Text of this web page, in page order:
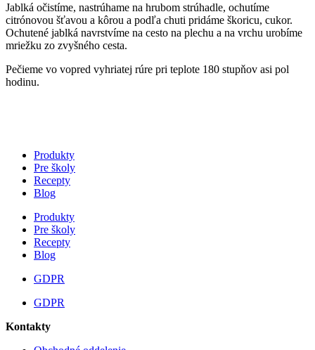
Jablká očistíme, nastrúhame na hrubom strúhadle, ochutíme
citrónovou šťavou a kôrou a podľa chuti pridáme škoricu, cukor.
Ochutené jablká navrstvíme na cesto na plechu a na vrchu urobíme
mriežku zo zvyšného cesta.
Pečieme vo vopred vyhriatej rúre pri teplote 180 stupňov asi pol
hodinu.
Produkty
Pre školy
Recepty
Blog
Produkty
Pre školy
Recepty
Blog
GDPR
GDPR
Kontakty